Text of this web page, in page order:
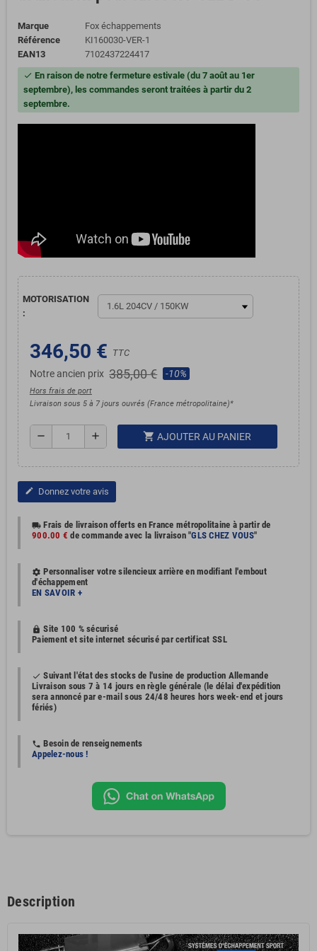
Marque
Fox échappements
Référence
KI160030-VER-1
EAN13
7102437224417
check En raison de notre fermeture estivale (du 7 août au 1er
septembre), les commandes seront traitées à partir du 2
septembre.
MOTORISATION
:
346,50 € TTC
Notre ancien prix 385,00 € -10%
Hors frais de port
Livraison sous 5 à 7 jours ouvrés (France métropolitaine)*
remove add shopping_cart AJOUTER AU PANIER
edit Donnez votre avis
local_shipping Frais de livraison offerts en France métropolitaine à partir de
900.00 € de commande avec la livraison "GLS CHEZ VOUS"
settings Personnaliser votre silencieux arrière en modifiant l'embout
d'échappement
EN SAVOIR +
https Site 100 % sécurisé
Paiement et site internet sécurisé par certificat SSL
done Suivant l'état des stocks de l'usine de production Allemande
Livraison sous 7 à 14 jours en règle générale (le délai d'expédition
sera annoncé par e-mail sous 24/48 heures hors week-end et jours
fériés)
phone Besoin de renseignements
Appelez-nous !
Description